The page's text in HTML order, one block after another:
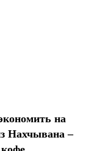
на
Нахчывана –